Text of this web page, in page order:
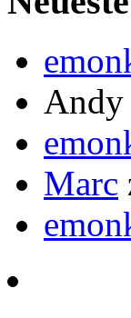
Andy
Marc